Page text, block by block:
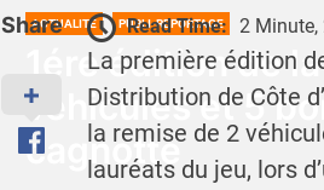
ACTUALITÉ PUBLI-REPORTAGE
1ére édition de
véhicules et 5
cagnotte
Share Read Time: 2 Minute,
La première édition
Distribution de Côte
la remise de 2
lauréats du jeu, lors